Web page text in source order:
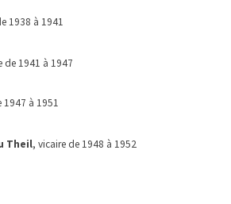
1938 à 1941
de 1941 à 1947
1947 à 1951
Theil, vicaire de 1948 à 1952